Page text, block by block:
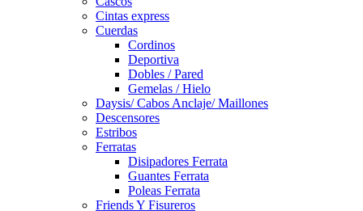
Cintas express
Cuerdas
Cordinos
Deportiva
Dobles / Pared
Gemelas / Hielo
Daysis/ Cabos Anclaje/ Maillones
Descensores
Estribos
Ferratas
Disipadores Ferrata
Guantes Ferrata
Poleas Ferrata
Friends Y Fisureros